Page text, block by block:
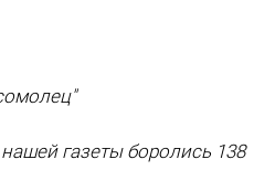
газеты боролись 138